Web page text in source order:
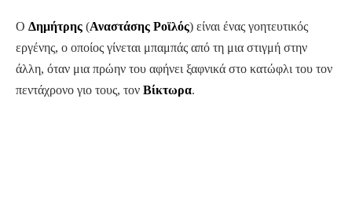
Ο Δημήτρης (Αναστάσης Ροϊλός) είναι ένας γοητευτικός
εργένης, ο οποίος γίνεται μπαμπάς από τη μια στιγμή στην
άλλη, όταν μια πρώην του αφήνει ξαφνικά στο κατώφλι του τον
πεντάχρονο γιο τους, τον Βίκτωρα.